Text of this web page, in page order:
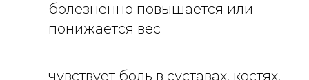
болезненно повышается или
понижается вес
чувствует боль в суставах, костях,